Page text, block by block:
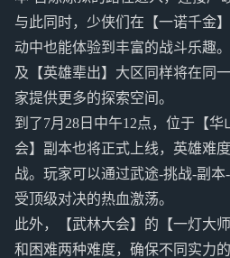
与此同时，少侠们在【一诺千金
动中也能体验到丰富的战斗乐趣
及【英雄辈出】大区同样将在同
家提供更多的探索空间。
到了7月28日中午12点，位于【
会】副本也将正式上线，英雄难
战。玩家可以通过武途-挑战-副
受顶级对决的热血激荡。
此外，【武林大会】的【一灯大
和困难两种难度，确保不同实力